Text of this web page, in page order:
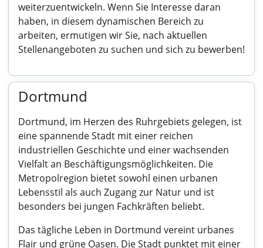
weiterzuentwickeln. Wenn Sie Interesse daran
haben, in diesem dynamischen Bereich zu
arbeiten, ermutigen wir Sie, nach aktuellen
Stellenangeboten zu suchen und sich zu bewerben!
Dortmund
Dortmund, im Herzen des Ruhrgebiets gelegen, ist
eine spannende Stadt mit einer reichen
industriellen Geschichte und einer wachsenden
Vielfalt an Beschäftigungsmöglichkeiten. Die
Metropolregion bietet sowohl einen urbanen
Lebensstil als auch Zugang zur Natur und ist
besonders bei jungen Fachkräften beliebt.
Das tägliche Leben in Dortmund vereint urbanes
Flair und grüne Oasen. Die Stadt punktet mit einer